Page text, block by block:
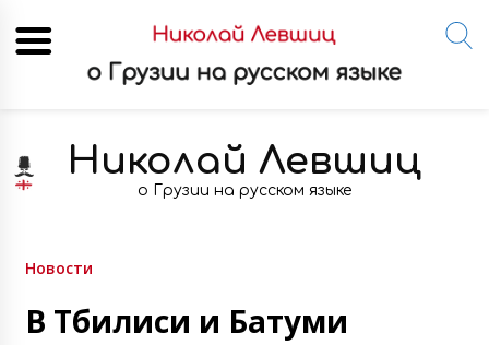
content
Николай Левшиц
о Грузии на русском языке
Новости
В Тбилиси и Батуми